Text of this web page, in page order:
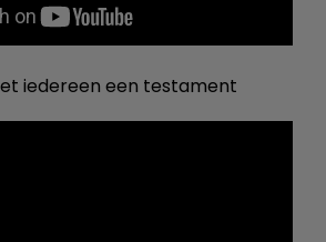
iedereen een testament